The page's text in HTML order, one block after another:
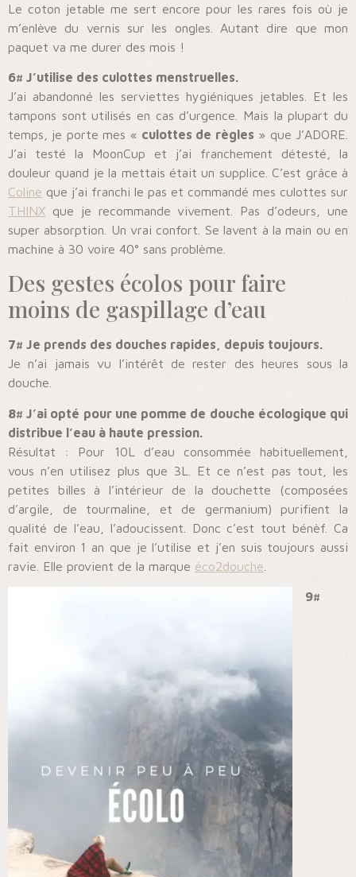
Le coton jetable me sert encore pour les rares fois où je
m’enlève du vernis sur les ongles. Autant dire que mon
paquet va me durer des mois !
6# J’utilise des culottes menstruelles.
J’ai abandonné les serviettes hygiéniques jetables. Et les
tampons sont utilisés en cas d’urgence. Mais la plupart du
temps, je porte mes « culottes de règles » que J’ADORE.
J’ai testé la MoonCup et j’ai franchement détesté, la
douleur quand je la mettais était un supplice. C’est grâce à
Coline que j’ai franchi le pas et commandé mes culottes sur
THINX que je recommande vivement. Pas d’odeurs, une
super absorption. Un vrai confort. Se lavent à la main ou en
machine à 30 voire 40° sans problème.
Des gestes écolos pour faire
moins de gaspillage d’eau
7# Je prends des douches rapides, depuis toujours.
Je n’ai jamais vu l’intérêt de rester des heures sous la
douche.
8# J’ai opté pour une pomme de douche écologique qui
distribue l’eau à haute pression.
Résultat : Pour 10L d’eau consommée habituellement,
vous n’en utilisez plus que 3L. Et ce n’est pas tout, les
petites billes à l’intérieur de la douchette (composées
d’argile, de tourmaline, et de germanium) purifient la
qualité de l’eau, l’adoucissent. Donc c’est tout bénèf. Ca
fait environ 1 an que je l’utilise et j’en suis toujours aussi
ravie. Elle provient de la marque éco2douche
9#